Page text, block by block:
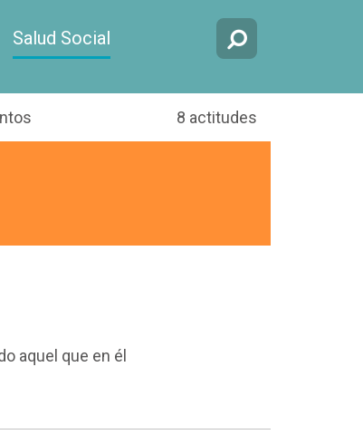
Salud Social
8 actitudes
aquel que en él